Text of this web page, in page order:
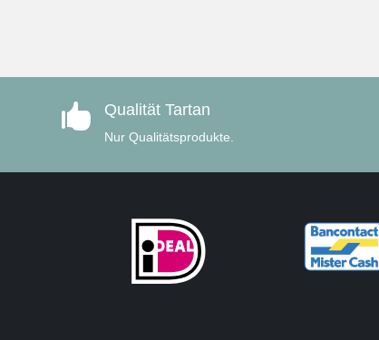
 Qualität Tartan
Nur Qualitätsprodukte.